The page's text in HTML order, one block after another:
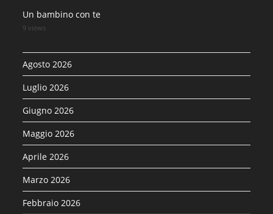
Un bambino con te
9 views
Agosto 2026
Luglio 2026
Giugno 2026
Maggio 2026
Aprile 2026
Marzo 2026
Febbraio 2026